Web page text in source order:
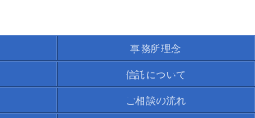
事務所理念
信託について
ご相談の流れ